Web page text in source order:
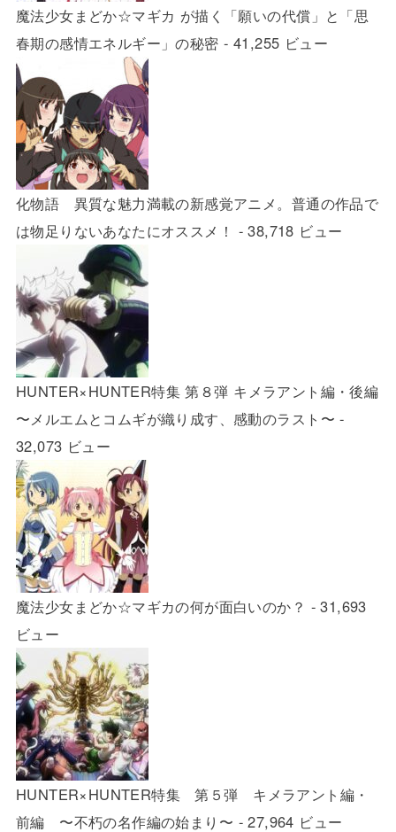
魔法少女まどか☆マギカ が描く「願いの代償」と「思
春期の感情エネルギー」の秘密 - 41,255 ビュー
化物語 異質な魅力満載の新感覚アニメ。普通の作品で
は物足りないあなたにオススメ！ - 38,718 ビュー
HUNTER×HUNTER特集 第８弾 キメラアント編・後編
〜メルエムとコムギが織り成す、感動のラスト〜 -
32,073 ビュー
魔法少女まどか☆マギカの何が面白いのか？ - 31,693
ビュー
HUNTER×HUNTER特集 第５弾 キメラアント編・
前編 〜不朽の名作編の始まり〜 - 27,964 ビュー